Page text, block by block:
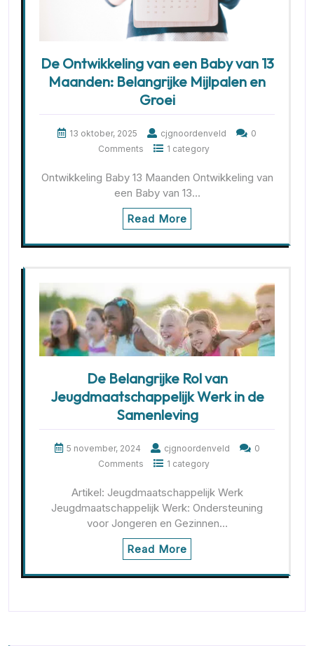
De Ontwikkeling van een Baby van 13
Maanden: Belangrijke Mijlpalen en
Groei
13 oktober, 2025 cjgnoordenveld
0
Comments
1 category
Ontwikkeling Baby 13 Maanden Ontwikkeling van
een Baby van 13…
Read More
De Belangrijke Rol van
Jeugdmaatschappelijk Werk in de
Samenleving
5 november, 2024 cjgnoordenveld
0
Comments
1 category
Artikel: Jeugdmaatschappelijk Werk
Jeugdmaatschappelijk Werk: Ondersteuning
voor Jongeren en Gezinnen…
Read More